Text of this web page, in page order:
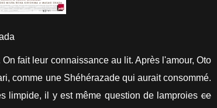
fait leur connaissance au lit. Après l'amour, Oto
comme une Shéhérazade qui aurait consommé.
limpide, il y est même question de lamproiesce